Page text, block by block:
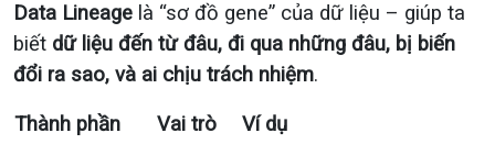
Data Lineage là “sơ đồ gene” của dữ liệu – giúp ta
biết dữ liệu đến từ đâu, đi qua những đâu, bị biến
đổi ra sao, và ai chịu trách nhiệm.
Thành phần Vai trò Ví dụ